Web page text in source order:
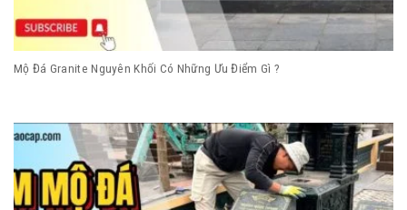
Mộ Đá Granite Nguyên Khối Có Những Ưu Điểm Gì ?